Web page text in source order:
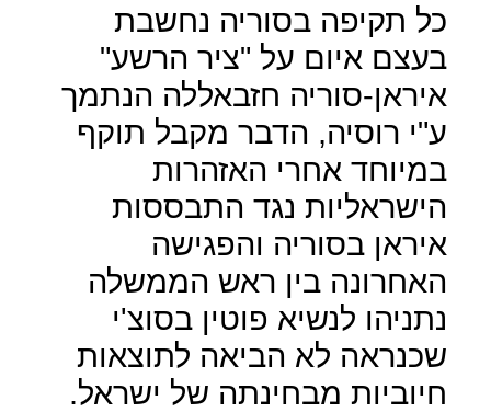
כל תקיפה בסוריה נחשבת
בעצם איום על "ציר הרשע"
איראן-סוריה חזבאללה הנתמך
ע"י רוסיה, הדבר מקבל תוקף
במיוחד אחרי האזהרות
הישראליות נגד התבססות
איראן בסוריה והפגישה
האחרונה בין ראש הממשלה
נתניהו לנשיא פוטין בסוצ'י
שכנראה לא הביאה לתוצאות
חיוביות מבחינתה של ישראל.